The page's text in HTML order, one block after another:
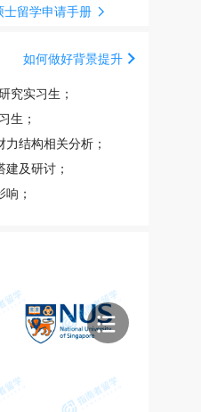
留学申请手册
如何做好背景提升
究实习生；
生；
结构相关分析；
及研讨；
；